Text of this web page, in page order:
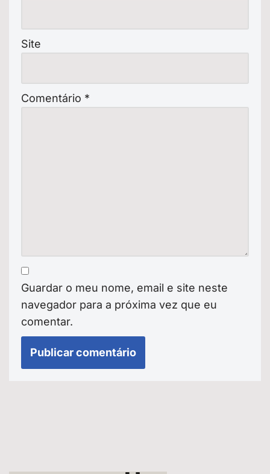
Site
Comentário *
Guardar o meu nome, email e site neste
navegador para a próxima vez que eu
comentar.